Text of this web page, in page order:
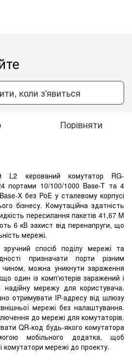
коли з'явиться
Порівняти
L2 керований комутатор RG-
портами 10/100/1000 Base-T та 4
X без PoE у сталевому корпусі
бізнесу. Комутаційна здатність
пересилання пакетів 41,67 M
6 кВ захист від перенапруги, що
мережі.
спосіб поділу мережі та
призначати порти різним
можна уникнути зараження
один із комп'ютерів заражений і
мережу для користувача.
отримувати IP-адресу від шлюзу
мережі без налаштування.
до мережі для комутаторів.
QR-код будь-якого комутатора
мобільного додатка, щоб
комутатори мережі до проекту.